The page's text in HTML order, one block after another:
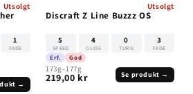
Utsolgt
1
FADE
→
UTSOLGT
Utsolgt
Discraft Z Line Buzzz OS
5
SPEED
4
GLIDE
0
TURN
3
FADE
Erf. God
173g–177g
219,00 kr Se produkt →